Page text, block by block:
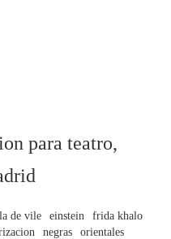
para teatro,
de vile einstein
frida khalo
negras
orientales